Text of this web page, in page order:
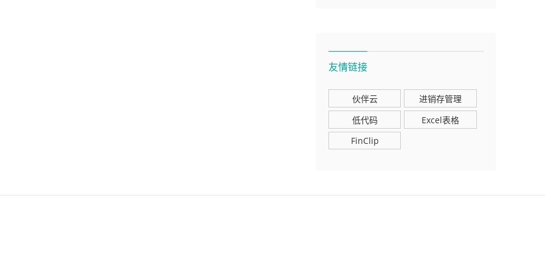
友情链接
伙伴云
进销存管理
低代码
Excel表格
FinClip